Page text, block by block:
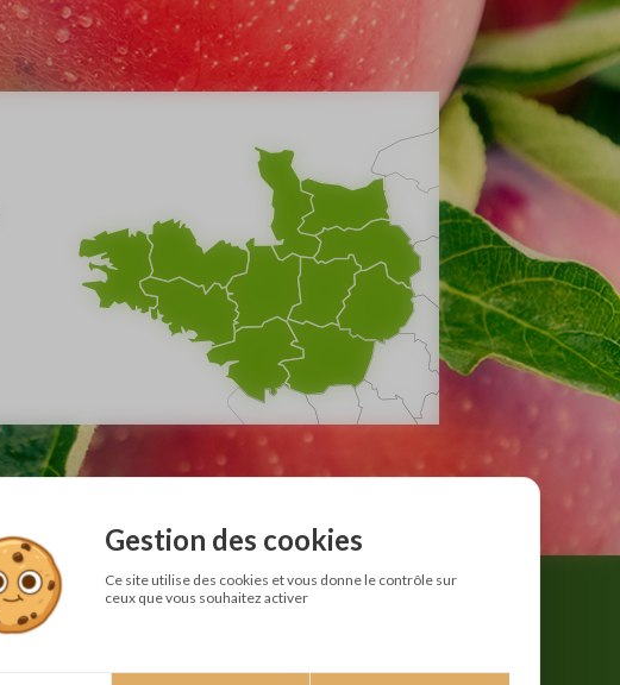
Gestion des cookies
Ce site utilise des cookies et vous donne le contrôle sur
ceux que vous souhaitez activer